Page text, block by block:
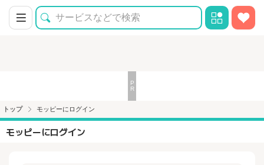
トップ モッピーにログイン
モッピーにログイン